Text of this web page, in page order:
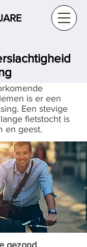
is er een
Een stevige
fietstocht is
en geest.
gezond